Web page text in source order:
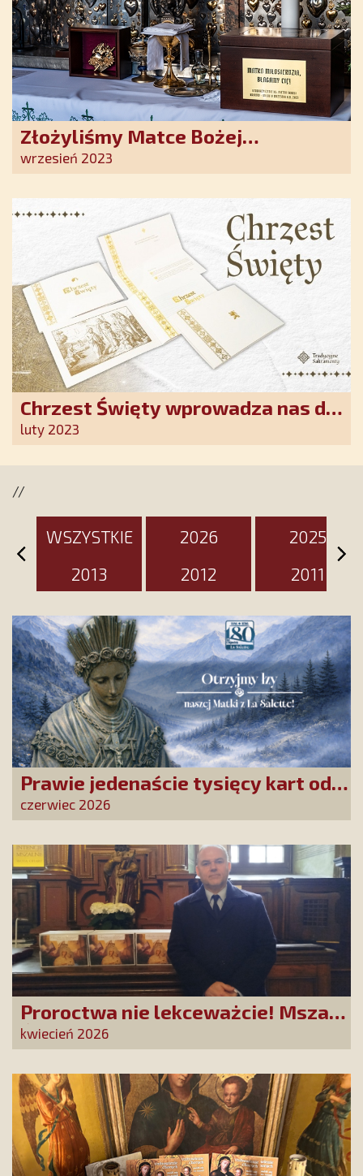
Złożyliśmy Matce Bożej
Ostrobramskiej pozłacane wotum
wrzesień 2023
Chrzest Święty wprowadza nas do
wspólnoty Kościoła. Nasz pakiet
luty 2023
//
WSZYSTKIE 2026
2025
2013
2012 2011
Prawie jedenaście tysięcy kart od
Przyjaciół Stowarzyszenia
złożonych w La Salette!
czerwiec 2026
Proroctwa nie lekceważcie! Msza
Święta na Jasnej Górze –
dziękujemy za Waszą obecność!
kwiecień 2026